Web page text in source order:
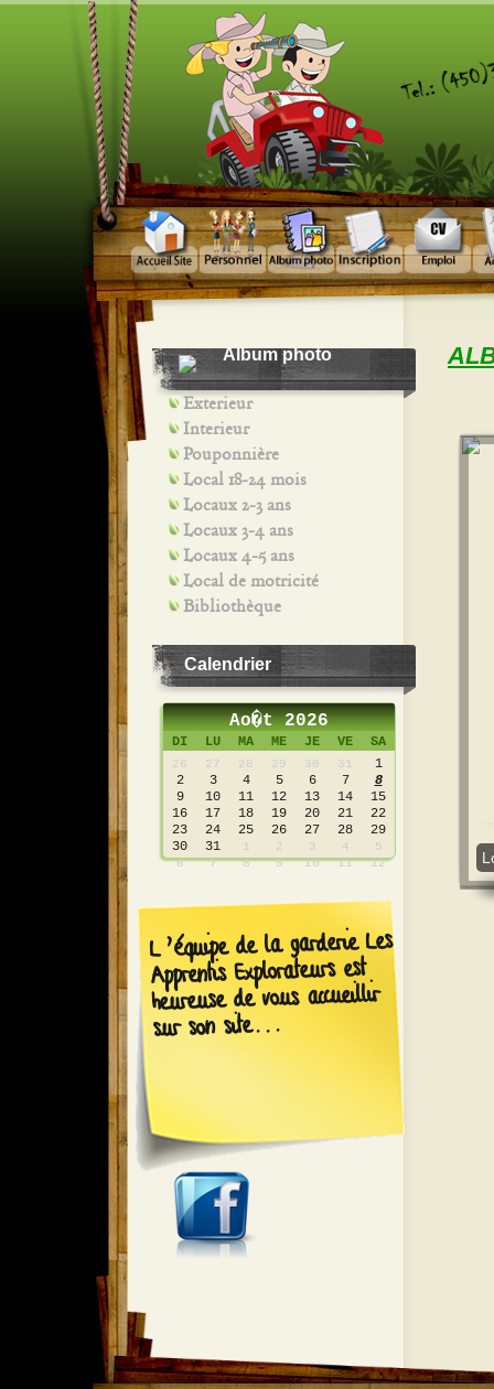
Album photo
Exterieur
Interieur
Pouponnière
Local 18-24 mois
Locaux 2-3 ans
Locaux 3-4 ans
Locaux 4-5 ans
Local de motricité
Bibliothèque
Calendrier
Ao�t 2026
DI LU MA ME JE VE SA
26 27 28 29 30 31
1
2
3 4 5 6 7
8
9
10 11 12 13 14
15
16
17 18 19 20 21
22
23
24 25 26 27 28
29
30
31 1 2 3 4
5
6
7 8 9 10 11 12
L’équipe de la garderie Les
Apprentis Explorateurs est
heureuse de vous accueillir
sur son site...